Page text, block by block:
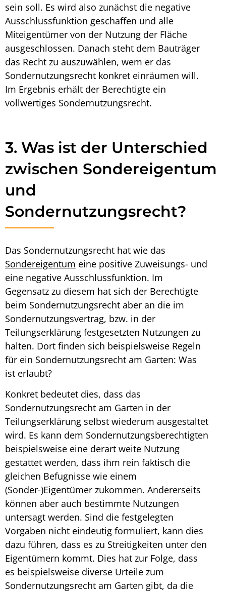
sein soll. Es wird also zunächst die negative
Ausschlussfunktion geschaffen und alle
Miteigentümer von der Nutzung der Fläche
ausgeschlossen. Danach steht dem Bauträger
das Recht zu auszuwählen, wem er das
Sondernutzungsrecht konkret einräumen will.
Im Ergebnis erhält der Berechtigte ein
vollwertiges Sondernutzungsrecht.
3. Was ist der Unterschied
zwischen Sondereigentum
und
Sondernutzungsrecht?
Das Sondernutzungsrecht hat wie das
Sondereigentum eine positive Zuweisungs- und
eine negative Ausschlussfunktion. Im
Gegensatz zu diesem hat sich der Berechtigte
beim Sondernutzungsrecht aber an die im
Sondernutzungsvertrag, bzw. in der
Teilungserklärung festgesetzten Nutzungen zu
halten. Dort finden sich beispielsweise Regeln
für ein Sondernutzungsrecht am Garten: Was
ist erlaubt?
Konkret bedeutet dies, dass das
Sondernutzungsrecht am Garten in der
Teilungserklärung selbst wiederum ausgestaltet
wird. Es kann dem Sondernutzungsberechtigten
beispielsweise eine derart weite Nutzung
gestattet werden, dass ihm rein faktisch die
gleichen Befugnisse wie einem
(Sonder-)Eigentümer zukommen. Andererseits
können aber auch bestimmte Nutzungen
untersagt werden. Sind die festgelegten
Vorgaben nicht eindeutig formuliert, kann dies
dazu führen, dass es zu Streitigkeiten unter den
Eigentümern kommt. Dies hat zur Folge, dass
es beispielsweise diverse Urteile zum
Sondernutzungsrecht am Garten gibt, da die